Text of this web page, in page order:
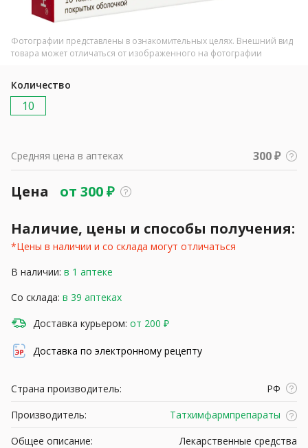
Фотографии представлены в ознакомительных целях. Внешний вид
товара может отличаться от изображенного на фотографии
Количество
10
Средняя цена в аптеках 300 ₽
Цена от 300₽
Наличие, цены и способы получения:
*Цены в наличии и со склада могут отличаться
В наличии: в 1 аптеке
Со склада: в 39 аптеках
Доставка курьером: от 200 ₽
Доставка по электронному рецепту
Страна производитель:
РФ
Производитель:
Татхимфармпрепараты
Общее описание:
Лекарственные средства